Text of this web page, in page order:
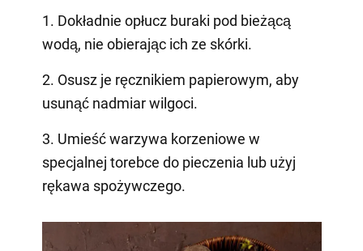
1. Dokładnie opłucz buraki pod bieżącą
wodą, nie obierając ich ze skórki.
2. Osusz je ręcznikiem papierowym, aby
usunąć nadmiar wilgoci.
3. Umieść warzywa korzeniowe w
specjalnej torebce do pieczenia lub użyj
rękawa spożywczego.